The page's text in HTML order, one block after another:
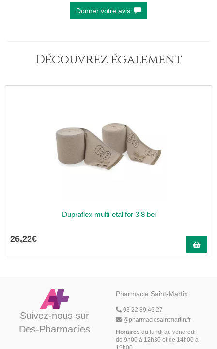
Donner votre avis
Découvrez également
Dupraflex multi-etal for 3 8 bei
26,22€
Suivez-nous sur
Des-Pharmacies
Pharmacie Saint-Martin
03 22 89 46 27
@pharmaciesaintmartin.fr
Horaires du lundi au vendredi
de 9h00 à 12h30 et de 14h00 à
19h00,